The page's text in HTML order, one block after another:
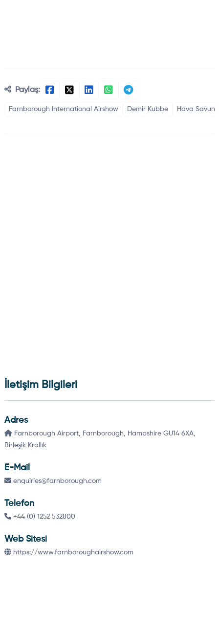
Paylaş:
Farnborough International Airshow Demir Kubbe Hava
İletişim Bilgileri
Adres
Farnborough Airport, Farnborough, Hampshire GU14 6XA,
Birleşik Krallık
E-Mail
enquiries@farnborough.com
Telefon
+44 (0) 1252 532800
Web Sitesi
https://www.farnboroughairshow.com